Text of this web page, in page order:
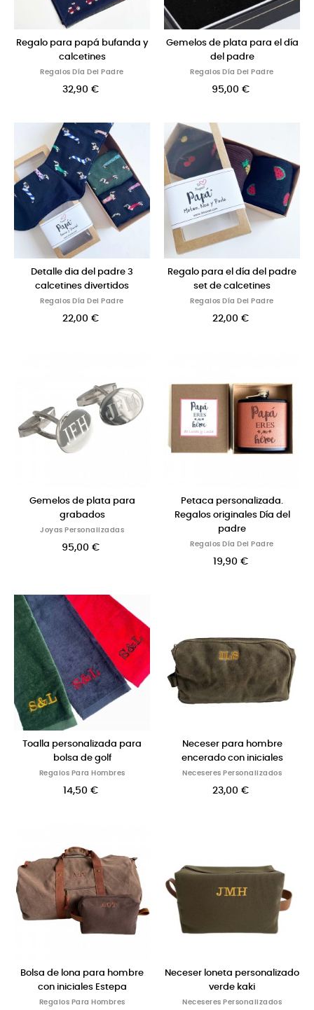
Regalo para papá bufanda y
calcetines
Regalos Día Del Padre
32,90 €
Gemelos de plata para el día
del padre
Regalos Día Del Padre
95,00 €
Detalle dia del padre 3
calcetines divertidos
Regalos Día Del Padre
22,00 €
Regalo para el día del padre
set de calcetines
Regalos Día Del Padre
22,00 €
Gemelos de plata para
grabados
Joyas Personalizadas
95,00 €
Petaca personalizada.
Regalos originales Día del
padre
Regalos Día Del Padre
19,90 €
Toalla personalizada para
bolsa de golf
Regalos Para Hombres
14,50 €
Neceser para hombre
encerado con iniciales
Neceseres Personalizados
23,00 €
Bolsa de lona para hombre
con iniciales Estepa
Regalos Para Hombres
Neceser loneta personalizado
verde kaki
Neceseres Personalizados